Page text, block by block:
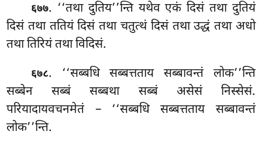
६७७. ‘‘तथा दुतिय’’न्ति यथेव एकं दिसं तथा दुतियं
दिसं तथा ततियं दिसं तथा चतुत्थं दिसं तथा उद्धं तथा अधो
तथा तिरियं तथा विदिसं.
६७८. ‘‘सब्बधि सब्बत्ततायसब्बावन्तं लोक’’न्ति
सब्बेन सब्बं सब्बथा सब्बं असेसं निस्सेसं.
परियादायवचनमेतं – ‘‘सब्बधि सब्बत्तताय सब्बावन्तं
लोक’’न्ति.